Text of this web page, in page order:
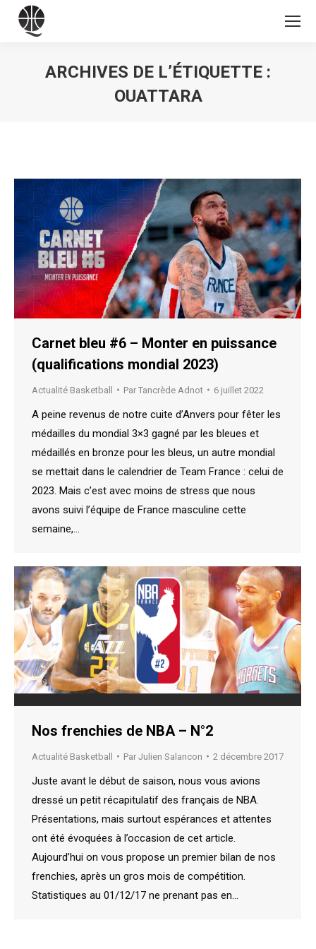
ARCHIVES DE L’ÉTIQUETTE :
OUATTARA
Carnet bleu #6 – Monter en puissance
(qualifications mondial 2023)
Actualité Basketball Par Tancrède Adnot 6 juillet 2022
A peine revenus de notre cuite d’Anvers pour fêter les
médailles du mondial 3×3 gagné par les bleues et
médaillés en bronze pour les bleus, un autre mondial
se mettait dans le calendrier de Team France : celui de
2023. Mais c’est avec moins de stress que nous
avons suivi l’équipe de France masculine cette
semaine,…
Nos frenchies de NBA – N°2
Actualité Basketball Par Julien Salancon 2 décembre 2017
Juste avant le début de saison, nous vous avions
dressé un petit récapitulatif des français de NBA.
Présentations, mais surtout espérances et attentes
ont été évoquées à l’occasion de cet article.
Aujourd’hui on vous propose un premier bilan de nos
frenchies, après un gros mois de compétition.
Statistiques au 01/12/17 ne prenant pas en…